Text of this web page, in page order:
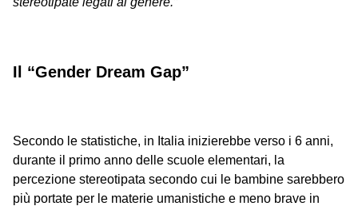
Il “Gender Dream Gap”
Secondo le statistiche, in Italia inizierebbe verso i 6 anni,
durante il primo anno delle scuole elementari, la
percezione stereotipata secondo cui le bambine sarebbero
più portate per le materie umanistiche e meno brave in